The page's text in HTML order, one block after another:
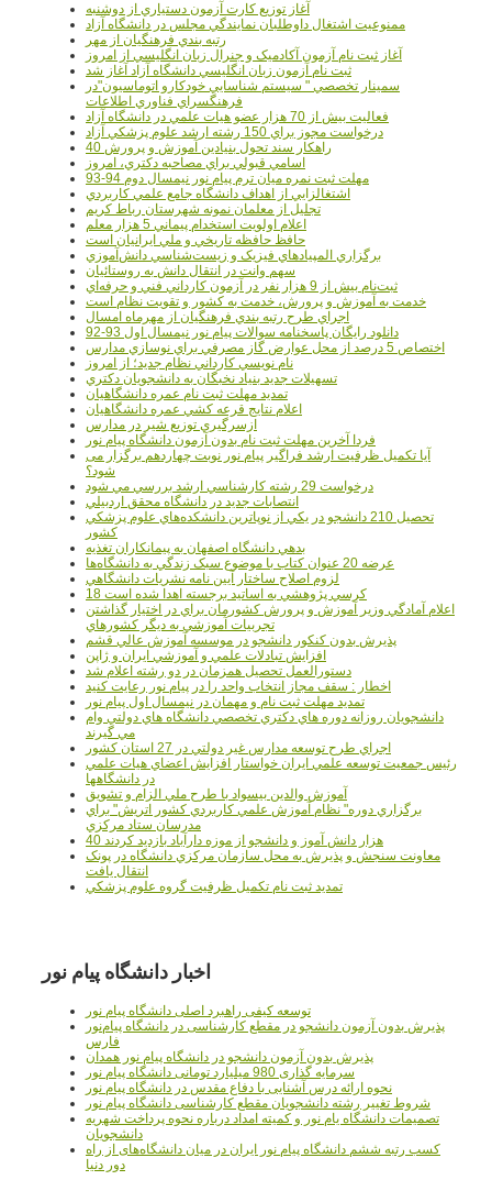
آغاز توزيع کارت آزمون دستياري از دوشنبه
ممنوعيت اشتغال داوطلبان نمايندگي مجلس در دانشگاه آزاد
رتبه بندي فرهنگيان از مهر
آغاز ثبت نام آزمون آکادميک و جنرال زبان انگليسي از امروز
ثبت نام آزمون زبان انگليسي دانشگاه آزاد آغاز شد
سمينار تخصصي " سيستم شناسايي خودکارو اتوماسيون"در
فرهنگسراي فناوري اطلاعات
فعاليت بيش از 70 هزار عضو هيات علمي در دانشگاه آزاد
درخواست مجوز براي 150 رشته ارشد علوم پزشکي آزاد
40 راهکار سند تحول بنيادين آموزش و پرورش
اسامي قبولي براي مصاحبه دکتري، امروز
مهلت ثبت نمره میان ترم پیام نور نیمسال دوم 94-93
اشتغالزايي از اهداف دانشگاه جامع علمي کاربردي
تجليل از معلمان نمونه شهرستان رباط کريم
اعلام اولويت استخدام پيماني 5 هزار معلم
حافظ حافظه تاريخي و ملي ايرانيان است
برگزاري المپيادهاي فيزيک و زيست‌شناسي دانش‌آموزي
سهم وانت در انتقال دانش به روستائيان
ثبت‌نام بيش از 9 هزار نفر در آزمون کارداني فني و حرفه‌اي
خدمت به آموزش و پرورش، خدمت به کشور و تقويت نظام است
اجراي طرح رتبه بندي فرهنگيان از مهرماه امسال
دانلود رایگان پاسخنامه سوالات پیام نور نیمسال اول 93-92
اختصاص 5 درصد از محل عوارض گاز مصرفي براي نوسازي مدارس
نام نويسي کارداني نظام جديد؛ از امروز
تسهيلات جديد بنياد نخبگان به دانشجويان دکتري
تمديد مهلت ثبت نام عمره دانشگاهيان
اعلام نتايج قرعه کشي عمره دانشگاهيان
ازسرگيري توزيع شير در مدارس
فردا آخرین مهلت ثبت نام بدون آزمون دانشگاه پیام نور
آیا تکمیل ظرفیت ارشد فراگیر پیام نور نوبت چهاردهم برگزار می
شود؟
درخواست 29 رشته کارشناسي ارشد بررسي مي شود
انتصابات جديد در دانشگاه محقق اردبيلي
تحصيل 210 دانشجو در يکي از نوپاترين دانشکده‌هاي علوم پزشکي
کشور
بدهي دانشگاه اصفهان به پيمانکاران تغذيه
عرضه 20 عنوان کتاب با موضوع سبک زندگي به دانشگاه‌ها
لزوم اصلاح ساختار آيين نامه نشريات دانشگاهي
18 کرسي پژوهشي به اساتيد برجسته اهدا شده است
اعلام آمادگي وزير آموزش و پرورش کشورمان براي در اختيار گذاشتن
تجربيات آموزشي به ديگر کشورهاي
پذيرش بدون کنکور دانشجو در موسسه آموزش عالي قشم
افزايش تبادلات علمي و آموزشي ايران و ژاپن
دستورالعمل تحصیل همزمان در دو رشته اعلام شد
اخطار : سقف مجاز انتخاب واحد را در پیام نور رعایت کنید
تمدید مهلت ثبت نام و مهمان در نیمسال اول پیام نور
دانشجويان روزانه دوره هاي دكتري تخصصي دانشگاه هاي دولتي وام
مي گيرند
اجراي طرح توسعه مدارس غير دولتي در 27 استان کشور
رئيس جمعيت توسعه علمي ايران خواستار افزايش اعضاي هيات علمي
در دانشگاهها
آموزش والدين بيسواد با طرح ملي الزام و تشويق
برگزاري دوره" نظام آموزش علمي كاربردي كشور اتريش" براي
مدرسان ستاد مرکزي
40 هزار دانش آموز و دانشجو از موزه دارآباد بازديد کردند
معاونت سنجش و پذيرش به محل سازمان مرکزي دانشگاه در پونک
انتقال يافت
تمديد ثبت نام تکميل ظرفيت گروه علوم پزشکي
اخبار دانشگاه پیام نور
توسعه کیفی راهبرد اصلی دانشگاه پیام نور
پذیرش بدون آزمون دانشجو در مقطع کارشناسی در دانشگاه پیام‌نور
فارس
پذیرش بدون آزمون دانشجو در دانشگاه پیام نور همدان
سرمایه گذاری 980 میلیارد تومانی دانشگاه پیام نور
نحوه ارائه درس آشنایی با دفاع مقدس در دانشگاه پیام نور
شروط تغییر رشته دانشجویان مقطع کارشناسی دانشگاه پیام نور
تصمیمات دانشگاه یام نور و کمیته امداد درباره نحوه پرداخت شهریه
دانشجویان
کسب رتبه ششم دانشگاه پیام نور ایران در میان دانشگاه‌های از راه
دور دنیا